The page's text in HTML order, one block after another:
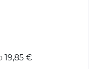
19,85 €